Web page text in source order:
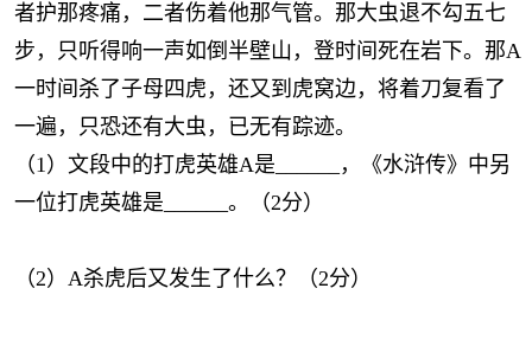
者护那疼痛，二者伤着他那气管。那大虫退不勾五七
步，只听得响一声如倒半壁山，登时间死在岩下。那A
一时间杀了子母四虎，还又到虎窝边，将着刀复看了
一遍，只恐还有大虫，已无有踪迹。
（1） 文段中的打虎英雄A是
，《水浒传》中另
一位打虎英雄是
。（2分）
（2）A杀虎后又发生了什么？（2分）